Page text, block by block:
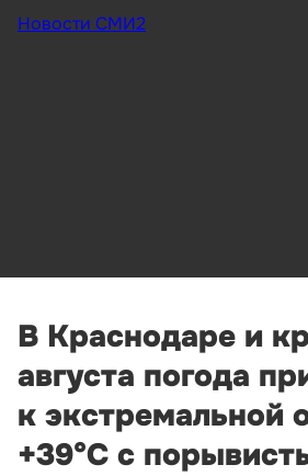
Новости СМИ2
В Краснодаре и
августа погода
к экстремальной
+39°С с